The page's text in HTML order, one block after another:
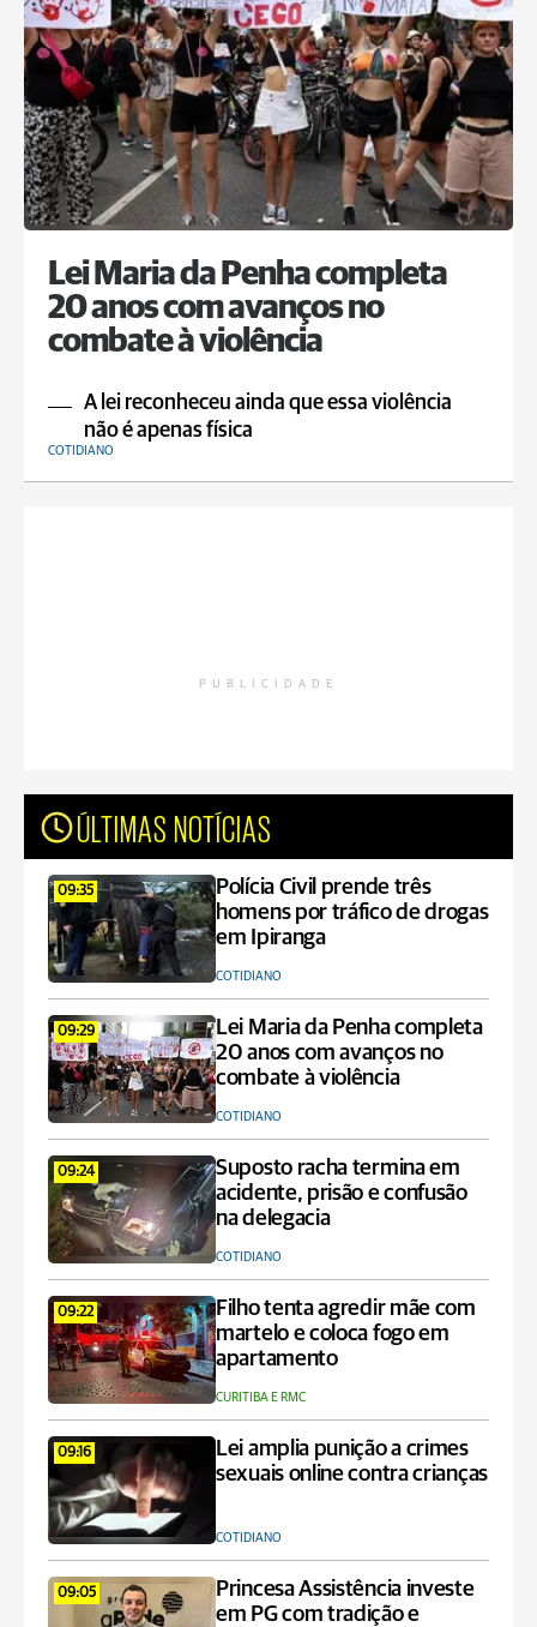
Lei Maria da Penha completa
20 anos com avanços no
combate à violência
A lei reconheceu ainda que essa violência
não é apenas física
COTIDIANO
PUBLICIDADE
ÚLTIMAS NOTÍCIAS
09:35
Polícia Civil prende três
homens por tráfico de drogas
em Ipiranga
COTIDIANO
09:29
Lei Maria da Penha completa
20 anos com avanços no
combate à violência
COTIDIANO
09:24
Suposto racha termina em
acidente, prisão e confusão
na delegacia
COTIDIANO
09:22
Filho tenta agredir mãe com
martelo e coloca fogo em
apartamento
CURITIBA E RMC
09:16
Lei amplia punição a crimes
sexuais online contra crianças
COTIDIANO
09:05
Princesa Assistência investe
em PG com tradição e